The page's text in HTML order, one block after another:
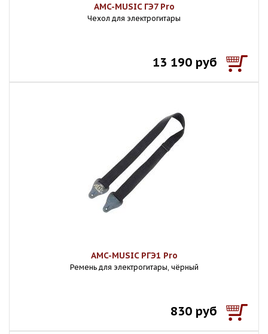
AMC-MUSIC ГЭ7 Pro
Чехол для электрогитары
13 190 руб
AMC-MUSIC РГЭ1 Pro
Ремень для электрогитары, чёрный
830 руб